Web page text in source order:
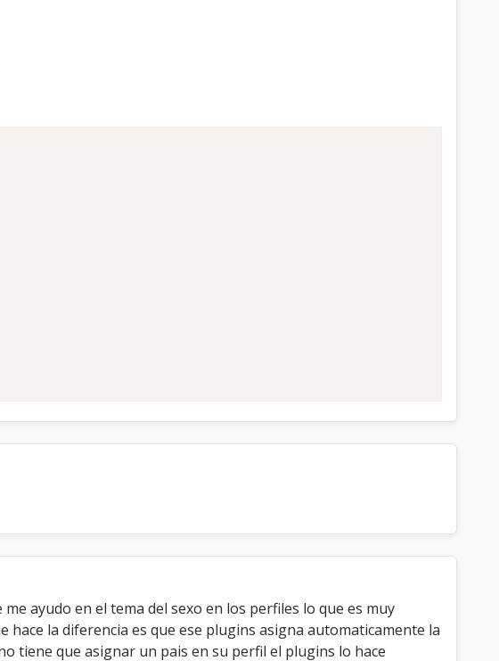
ayudo en el tema del sexo en los perfiles lo que es muy
la diferencia es que ese plugins asigna automaticamente la
tiene que asignar un pais en su perfil el plugins lo hace